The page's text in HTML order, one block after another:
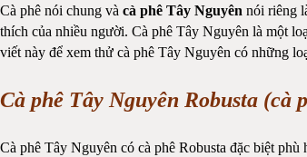
Cà phê nói chung và cà phê Tây Nguyên nói riêng
thích của nhiều người. Cà phê Tây Nguyên là một
viết này để xem thử cà phê Tây Nguyên có những
Cà phê Tây Nguyên Robusta (cà
Cà phê Tây Nguyên có cà phê Robusta đặc biệt